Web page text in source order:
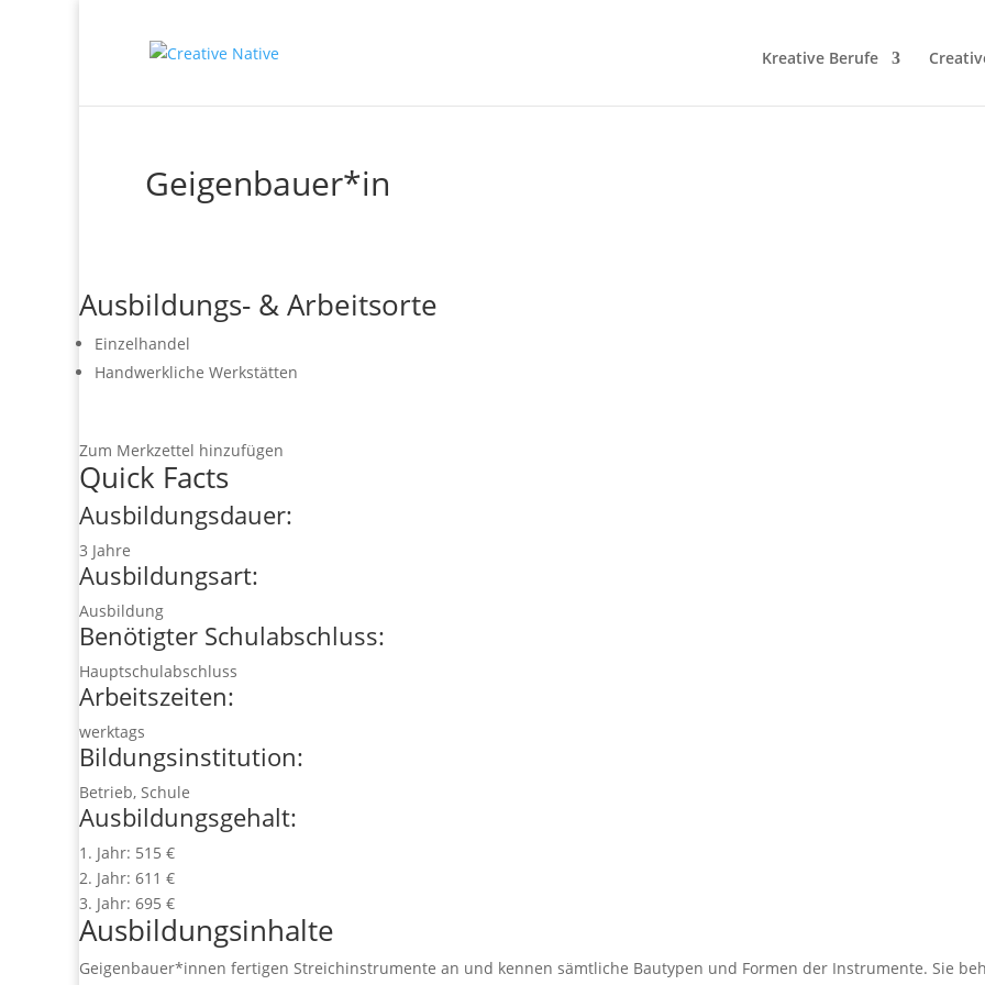
Kreative Berufe
Geigenbauer*in
Ausbildungs- & Arbeitsorte
Einzelhandel
Handwerkliche Werkstätten
Zum Merkzettel hinzufügen
Quick Facts
Ausbildungsdauer:
3 Jahre
Ausbildungsart:
Ausbildung
Benötigter Schulabschluss:
Hauptschulabschluss
Arbeitszeiten:
werktags
Bildungsinstitution:
Betrieb, Schule
Ausbildungsgehalt:
1. Jahr: 515 €
2. Jahr: 611 €
3. Jahr: 695 €
Ausbildungsinhalte
Geigenbauer*innen fertigen Streichinstrumente an und kennen sämtliche Bautypen und Formen der Instrumente. Sie